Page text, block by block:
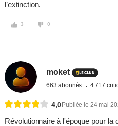
l’extinction.
3 0
moket
663 abonnés 4 717
4,0 Publiée le 24 mai
Révolutionnaire à l'époque pour la